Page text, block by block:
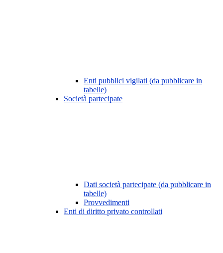
Enti pubblici vigilati (da pubblicare in
tabelle)
Società partecipate
Dati società partecipate (da pubblicare in
tabelle)
Provvedimenti
Enti di diritto privato controllati